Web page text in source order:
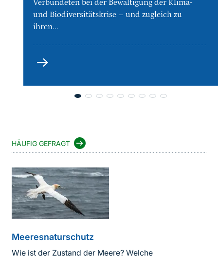
Verbündeten bei der Bewältigung der Klima-
und Biodiversitätskrise – und zugleich zu
ihren...
mehr
HÄUFIG GEFRAGT
Meeresnaturschutz
Wie ist der Zustand der Meere? Welche